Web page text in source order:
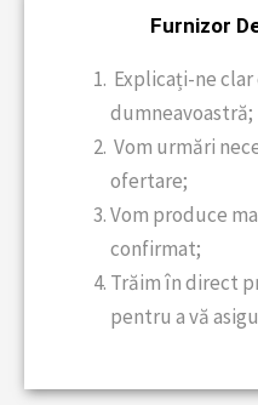
Furnizor
Explicați-ne
dumneavoastră;
Vom urmări
ofertare;
Vom produce
confirmat;
Trăim în direct
pentru a vă